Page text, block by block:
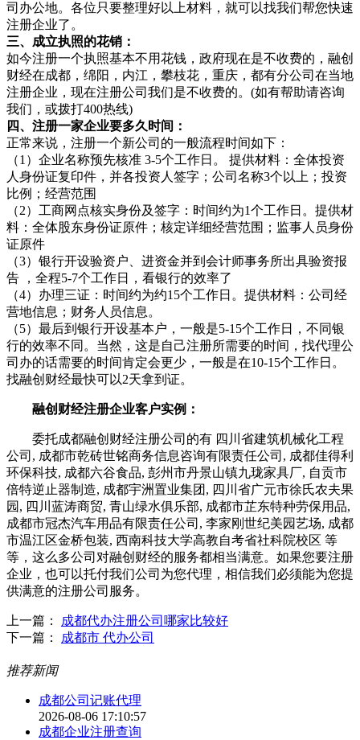
司办公地。各位只要整理好以上材料，就可以找我们帮您快速
注册企业了。
三、成立执照的花销：
如今注册一个执照基本不用花钱，政府现在是不收费的，融创
财经在成都，绵阳，内江，攀枝花，重庆，都有分公司在当地
注册企业，现在注册公司我们是不收费的。(如有帮助请咨询
我们，或拨打400热线)
四、注册一家企业要多久时间：
正常来说，注册一个新公司的一般流程时间如下：
（1）企业名称预先核准 3-5个工作日。 提供材料：全体投资
人身份证复印件，并各投资人签字；公司名称3个以上；投资
比例；经营范围
（2）工商网点核实身份及签字：时间约为1个工作日。提供材
料：全体股东身份证原件；核定详细经营范围；监事人员身份
证原件
（3）银行开设验资户、进资金并到会计师事务所出具验资报
告 ，全程5-7个工作日，看银行的效率了
（4）办理三证：时间约为约15个工作日。提供材料：公司经
营地信息；财务人员信息。
（5）最后到银行开设基本户，一般是5-15个工作日，不同银
行的效率不同。当然，这是自己注册所需要的时间，找代理公
司办的话需要的时间肯定会更少，一般是在10-15个工作日。
找融创财经最快可以2天拿到证。
融创财经注册企业客户实例：
委托成都融创财经注册公司的有 四川省建筑机械化工程
公司, 成都市乾砖世铭商务信息咨询有限责任公司, 成都佳得利
环保科技, 成都六谷食品, 彭州市丹景山镇九珑家具厂, 自贡市
倍特逆止器制造, 成都宇洲置业集团, 四川省广元市徐氏农夫果
园, 四川蓝涛商贸, 青山绿水俱乐部, 成都市芷东特种劳保用品,
成都市冠杰汽车用品有限责任公司, 李家刚世纪美园艺场, 成都
市温江区金桥包装, 西南科技大学高教自考省社科院校区 等
等，这么多公司对融创财经的服务都相当满意。如果您要注册
企业，也可以托付我们公司为您代理，相信我们必须能为您提
供满意的注册公司服务。
上一篇：
成都代办注册公司哪家比较好
下一篇：
成都市 代办公司
推荐新闻
成都公司记账代理
2026-08-06 17:10:57
成都企业注册查询